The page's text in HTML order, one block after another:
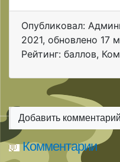
Опубликовал:
2021, обновлено 17
Рейтинг: баллов,
Добавить комментарий
Комментарии